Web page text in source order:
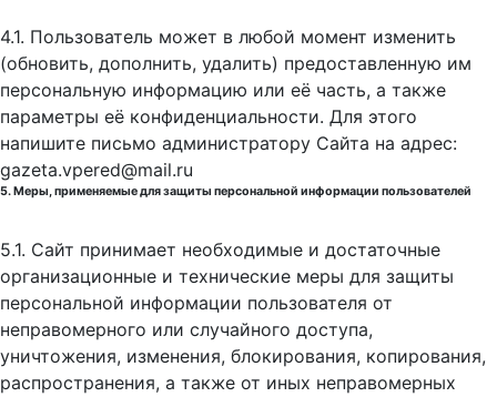
4.1. Пользователь может в любой момент изменить
(обновить, дополнить, удалить) предоставленную им
персональную информацию или её часть, а также
параметры её конфиденциальности. Для этого
напишите письмо администратору Сайта на адрес:
gazeta.vpered@mail.ru
5. Меры, применяемые для защиты персональной информации пользователей
5.1. Сайт принимает необходимые и достаточные
организационные и технические меры для защиты
персональной информации пользователя от
неправомерного или случайного доступа,
уничтожения, изменения, блокирования, копирования,
распространения, а также от иных неправомерных